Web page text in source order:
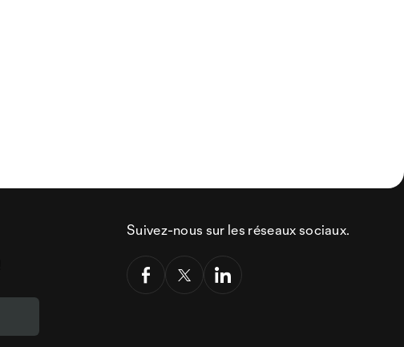
Suivez-nous sur les réseaux sociaux.